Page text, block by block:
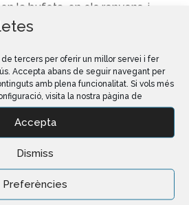
tercers per oferir un millor servei i fer
Accepta abans de seguir navegant per
amb plena funcionalitat. Si vols més
visita la nostra pàgina de
Accepta
Dismiss
Preferències
la bufeta, en els ronyons, i
visual. És com si et
necessita d’una corba
és com jugar als videojocs,
Hem incorporat aquest
propietaris de mascotes
cirurgia convencional ja han
de la laparoscòpia